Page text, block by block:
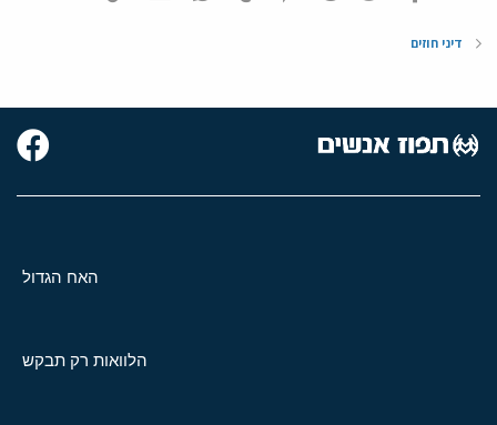
דיני חוזים
האח הגדול
הלוואות רק תבקש